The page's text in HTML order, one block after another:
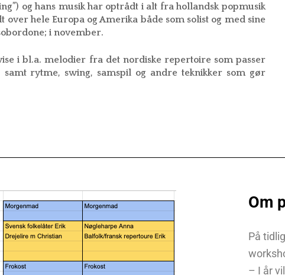
og hans musik har optrådt i alt fra hollandsk popmusik
hele Europa og Amerika både som solist og med sine
i november.
i bl.a. melodier fra det nordiske repertoire som passer
rytme, swing, samspil og andre teknikker som gør
Om
På
– I år